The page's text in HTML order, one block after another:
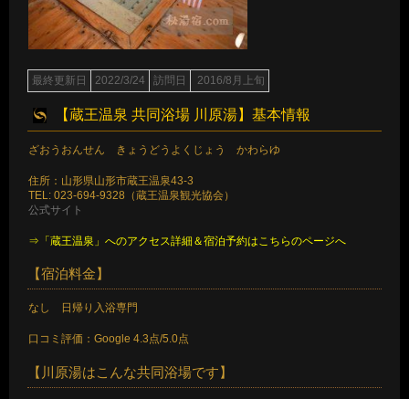
最終更新日 2022/3/24 訪問日 2016/8月上旬
【蔵王温泉 共同浴場 川原湯】基本情報
ざおうおんせん きょうどうよくじょう かわらゆ
住所：山形県山形市蔵王温泉43-3
TEL: 023-694-9328（蔵王温泉観光協会）
公式サイト
⇒「蔵王温泉」へのアクセス詳細＆宿泊予約はこちらのページへ
【宿泊料金】
なし 日帰り入浴専門
口コミ評価：Google 4.3点/5.0点
【川原湯はこんな共同浴場です】